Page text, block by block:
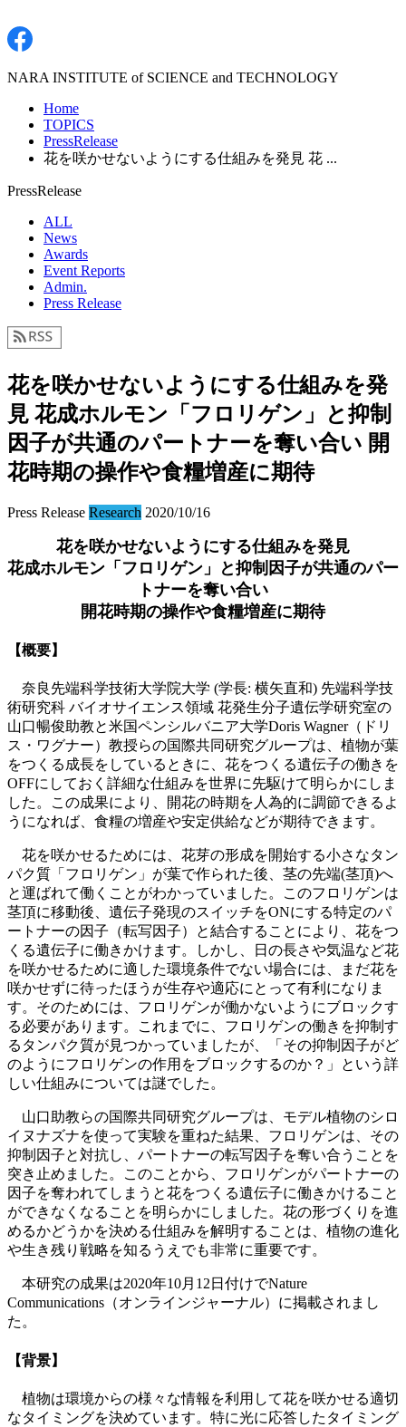
NARA INSTITUTE of SCIENCE and TECHNOLOGY
Home
TOPICS
PressRelease
花を咲かせないようにする仕組みを発見 花 ...
PressRelease
ALL
News
Awards
Event Reports
Admin.
Press Release
花を咲かせないようにする仕組みを発
見 花成ホルモン「フロリゲン」と抑制
因子が共通のパートナーを奪い合い 開
花時期の操作や食糧増産に期待
Press Release Research 2020/10/16
花を咲かせないようにする仕組みを発見
花成ホルモン「フロリゲン」と抑制因子が共通のパー
トナーを奪い合い
開花時期の操作や食糧増産に期待
【概要】
奈良先端科学技術大学院大学 (学長: 横矢直和) 先端科学技
術研究科 バイオサイエンス領域 花発生分子遺伝学研究室の
山口暢俊助教と米国ペンシルバニア大学Doris Wagner（ドリ
ス・ワグナー）教授らの国際共同研究グループは、植物が葉
をつくる成長をしているときに、花をつくる遺伝子の働きを
OFFにしておく詳細な仕組みを世界に先駆けて明らかにしま
した。この成果により、開花の時期を人為的に調節できるよ
うになれば、食糧の増産や安定供給などが期待できます。
花を咲かせるためには、花芽の形成を開始する小さなタン
パク質「フロリゲン」が葉で作られた後、茎の先端(茎頂)へ
と運ばれて働くことがわかっていました。このフロリゲンは
茎頂に移動後、遺伝子発現のスイッチをONにする特定のパ
ートナーの因子（転写因子）と結合することにより、花をつ
くる遺伝子に働きかけます。しかし、日の長さや気温など花
を咲かせるために適した環境条件でない場合には、まだ花を
咲かせずに待ったほうが生存や適応にとって有利になりま
す。そのためには、フロリゲンが働かないようにブロックす
る必要があります。これまでに、フロリゲンの働きを抑制す
るタンパク質が見つかっていましたが、「その抑制因子がど
のようにフロリゲンの作用をブロックするのか？」という詳
しい仕組みについては謎でした。
山口助教らの国際共同研究グループは、モデル植物のシロ
イヌナズナを使って実験を重ねた結果、フロリゲンは、その
抑制因子と対抗し、パートナーの転写因子を奪い合うことを
突き止めました。このことから、フロリゲンがパートナーの
因子を奪われてしまうと花をつくる遺伝子に働きかけること
ができなくなることを明らかにしました。花の形づくりを進
めるかどうかを決める仕組みを解明することは、植物の進化
や生き残り戦略を知るうえでも非常に重要です。
本研究の成果は2020年10月12日付けでNature
Communications（オンラインジャーナル）に掲載されまし
た。
【背景】
植物は環境からの様々な情報を利用して花を咲かせる適切
なタイミングを決めています。特に光に応答したタイミング